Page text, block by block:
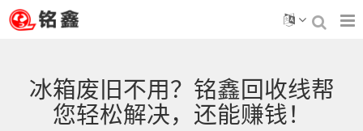
冰箱废旧不用？铭鑫回收线帮
您轻松解决，还能赚钱！